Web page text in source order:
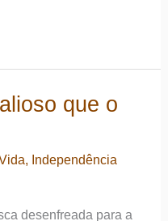
que o
, Independência
desenfreada para a